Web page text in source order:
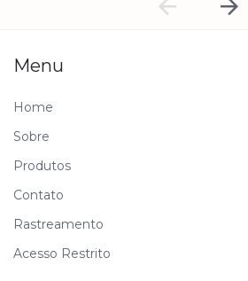
Menu
Home
Sobre
Produtos
Contato
Rastreamento
Acesso Restrito